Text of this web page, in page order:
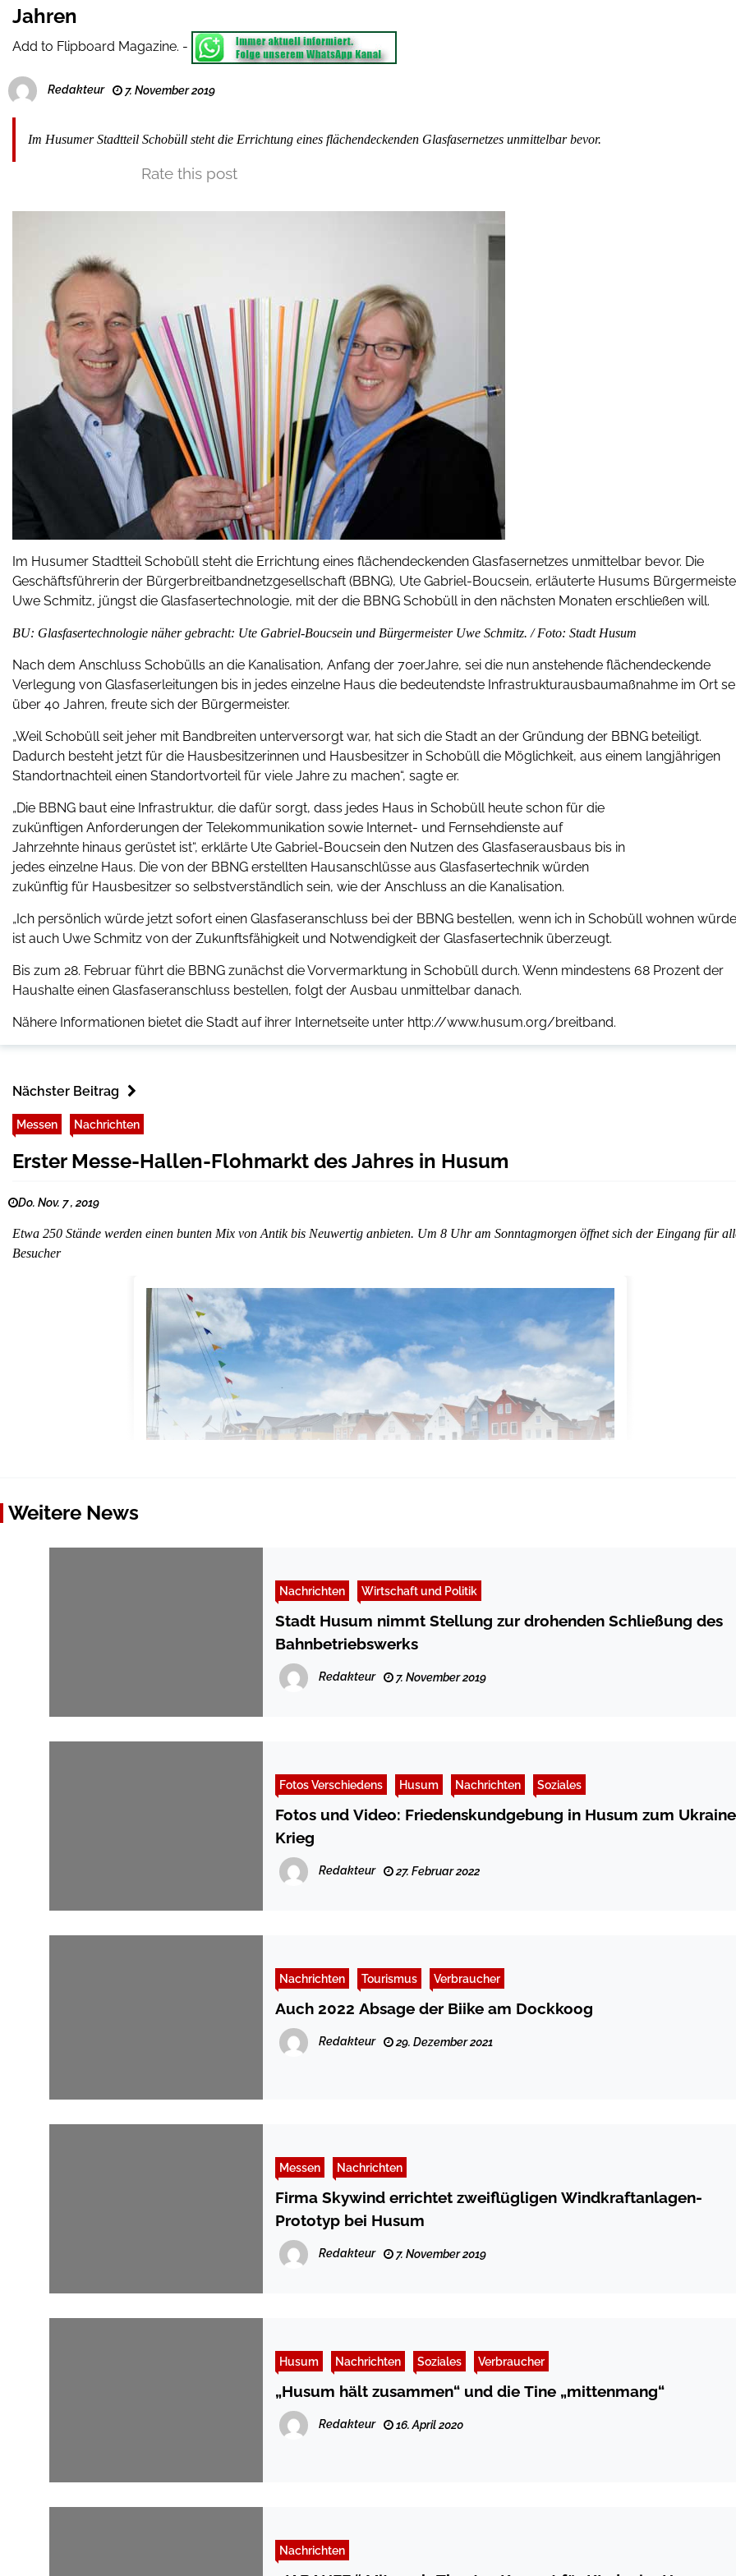
Jahren
Add to Flipboard Magazine. -
Redakteur 7. November 2019
Im Husumer Stadtteil Schobüll steht die Errichtung eines flächendeckenden Glasfasernetzes unmittelbar bevor.
Rate this post
Im Husumer Stadtteil Schobüll steht die Errichtung eines flächendeckenden Glasfasernetzes unmittelbar bevor. Die
Geschäftsführerin der Bürgerbreitbandnetzgesellschaft (BBNG), Ute Gabriel-Boucsein, erläuterte Husums
Uwe Schmitz, jüngst die Glasfasertechnologie, mit der die BBNG Schobüll in den nächsten Monaten erschließen will.
BU: Glasfasertechnologie näher gebracht: Ute Gabriel-Boucsein und Bürgermeister Uwe Schmitz. / Foto: Stadt Husum
Nach dem Anschluss Schobülls an die Kanalisation, Anfang der 70erJahre, sei die nun anstehende flächendeckende
Verlegung von Glasfaserleitungen bis in jedes einzelne Haus die bedeutendste Infrastrukturausbaumaßnahme im Ort
über 40 Jahren, freute sich der Bürgermeister.
„Weil Schobüll seit jeher mit Bandbreiten unterversorgt war, hat sich die Stadt an der Gründung der BBNG beteiligt.
Dadurch besteht jetzt für die Hausbesitzerinnen und Hausbesitzer in Schobüll die Möglichkeit, aus einem langjährigen
Standortnachteil einen Standortvorteil für viele Jahre zu machen“, sagte er.
„Die BBNG baut eine Infrastruktur, die dafür sorgt, dass jedes Haus in Schobüll heute schon für die
zukünftigen Anforderungen der Telekommunikation sowie Internet- und Fernsehdienste auf
Jahrzehnte hinaus gerüstet ist“, erklärte Ute Gabriel-Boucsein den Nutzen des Glasfaserausbaus bis in
jedes einzelne Haus. Die von der BBNG erstellten Hausanschlüsse aus Glasfasertechnik würden
zukünftig für Hausbesitzer so selbstverständlich sein, wie der Anschluss an die Kanalisation.
„Ich persönlich würde jetzt sofort einen Glasfaseranschluss bei der BBNG bestellen, wenn ich in Schobüll wohnen
ist auch Uwe Schmitz von der Zukunftsfähigkeit und Notwendigkeit der Glasfasertechnik überzeugt.
Bis zum 28. Februar führt die BBNG zunächst die Vorvermarktung in Schobüll durch. Wenn mindestens 68 Prozent der
Haushalte einen Glasfaseranschluss bestellen, folgt der Ausbau unmittelbar danach.
Nähere Informationen bietet die Stadt auf ihrer Internetseite unter http://www.husum.org/breitband.
Nächster Beitrag
Messen Nachrichten
Erster Messe-Hallen-Flohmarkt des Jahres in Husum
Do. Nov. 7 , 2019
Etwa 250 Stände werden einen bunten Mix von Antik bis Neuwertig anbieten. Um 8 Uhr am Sonntagmorgen öffnet sich der Eingang für
Besucher
Weitere News
Nachrichten Wirtschaft und Politik
Stadt Husum nimmt Stellung zur drohenden Schließung des
Bahnbetriebswerks
Redakteur 7. November 2019
Fotos Verschiedens Husum Nachrichten Soziales
Fotos und Video: Friedenskundgebung in Husum zum
Krieg
Redakteur 27. Februar 2022
Nachrichten Tourismus Verbraucher
Auch 2022 Absage der Biike am Dockkoog
Redakteur 29. Dezember 2021
Messen Nachrichten
Firma Skywind errichtet zweiflügligen Windkraftanlagen-
Prototyp bei Husum
Redakteur 7. November 2019
Husum Nachrichten Soziales Verbraucher
„Husum hält zusammen“ und die Tine „mittenmang“
Redakteur 16. April 2020
Nachrichten